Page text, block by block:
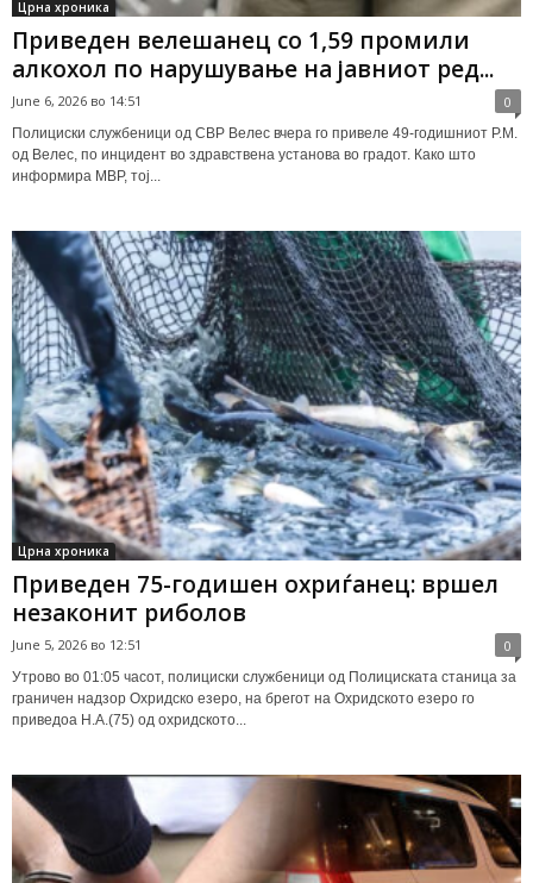
Црна хроника
Приведен велешанец со 1,59 промили
алкохол по нарушување на јавниот ред...
June 6, 2026 во 14:51 0
Полициски службеници од СВР Велес вчера го привеле 49-годишниот Р.М.
од Велес, по инцидент во здравствена установа во градот. Како што
информира МВР, тој...
Црна хроника
Приведен 75-годишен охриѓанец: вршел
незаконит риболов
June 5, 2026 во 12:51 0
Утрово во 01:05 часот, полициски службеници од Полициската станица за
граничен надзор Охридско езеро, на брегот на Охридското езеро го
приведоа Н.А.(75) од охридското...